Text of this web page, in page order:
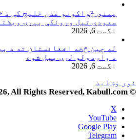
یمني ځواکونو عدن خلیج کې د
سعودي تېل وړونکې بېړۍ
اگست 6, 2026
له چین څخه افغانستان ته د
د واردولو لړۍ پیل شوه
اگست 6, 2026
نور وښایه
© Copyright 2026, All Rights Reserved, Kabull.com
X
YouTube
Google Play
Telegram